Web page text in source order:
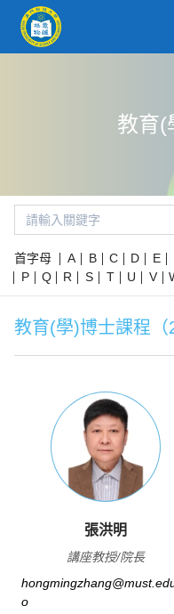
教育(
首字母 A B C D E
P
Q R S T U V
教育(學)博士課程（
張洪明
講座教授/院長
o